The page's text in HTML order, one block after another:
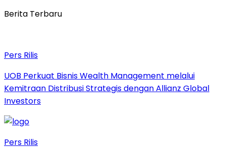
Berita Terbaru
Pers Rilis
UOB Perkuat Bisnis Wealth Management melalui
Kemitraan Distribusi Strategis dengan Allianz Global
Investors
Pers Rilis